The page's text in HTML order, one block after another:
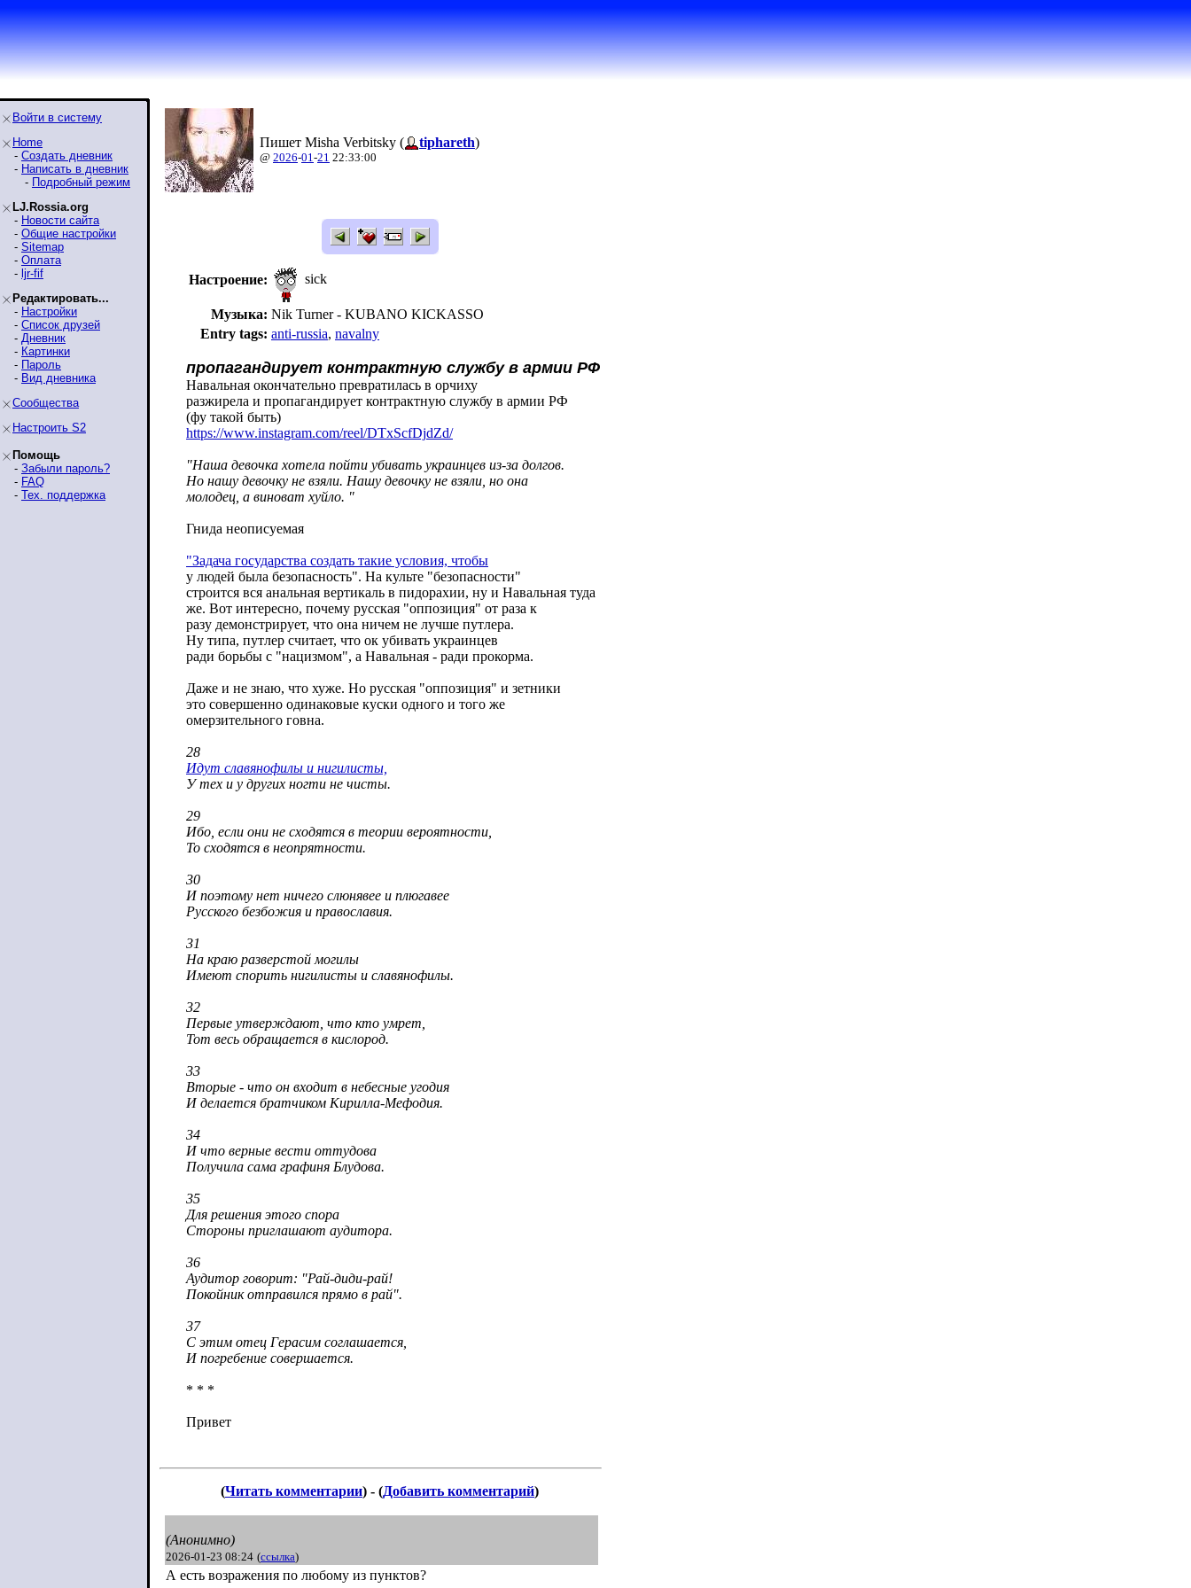
Войти в систему
Home
- Создать дневник
- Написать в дневник
- Подробный режим
LJ.Rossia.org
- Новости сайта
- Общие настройки
- Sitemap
- Оплата
- ljr-fif
Редактировать...
- Настройки
- Список друзей
- Дневник
- Картинки
- Пароль
- Вид дневника
Сообщества
Настроить S2
Помощь
- Забыли пароль?
- FAQ
- Тех. поддержка
Пишет Misha Verbitsky ( tiphareth)
@ 2026-01-21 22:33:00
Настроение: sick
Музыка: Nik Turner - KUBANO KICKASSO
Entry tags: anti-russia, navalny
пропагандирует контрактную службу в армии РФ
Навальная окончательно превратилась в орчиху
разжирела и пропагандирует контрактную службу в армии РФ
(фу такой быть)
https://www.instagram.com/reel/DTxScfDjdZd/
"Наша девочка хотела пойти убивать украинцев из-за долгов.
Но нашу девочку не взяли. Нашу девочку не взяли, но она
молодец, а виноват хуйло. "
Гнида неописуемая
"Задача государства создать такие условия, чтобы
у людей была безопасность". На культе "безопасности"
строится вся анальная вертикаль в пидорахии, ну и Навальная туда
же. Вот интересно, почему русская "оппозиция" от раза к
разу демонстрирует, что она ничем не лучше путлера.
Ну типа, путлер считает, что ок убивать украинцев
ради борьбы с "нацизмом", а Навальная - ради прокорма.
Даже и не знаю, что хуже. Но русская "оппозиция" и зетники
это совершенно одинаковые куски одного и того же
омерзительного говна.
28
Идут славянофилы и нигилисты,
У тех и у других ногти не чисты.
29
Ибо, если они не сходятся в теории вероятности,
То сходятся в неопрятности.
30
И поэтому нет ничего слюнявее и плюгавее
Русского безбожия и православия.
31
На краю разверстой могилы
Имеют спорить нигилисты и славянофилы.
32
Первые утверждают, что кто умрет,
Тот весь обращается в кислород.
33
Вторые - что он входит в небесные угодия
И делается братчиком Кирилла-Мефодия.
34
И что верные вести оттудова
Получила сама графиня Блудова.
35
Для решения этого спора
Стороны приглашают аудитора.
36
Аудитор говорит: "Рай-диди-рай!
Покойник отправился прямо в рай".
37
С этим отец Герасим соглашается,
И погребение совершается.
* * *
Привет
(Читать комментарии) - (Добавить комментарий)
(Анонимно)
2026-01-23 08:24 (ссылка)
А есть возражения по любому из пунктов?